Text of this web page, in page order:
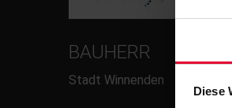
Diese
BAUHERR
Stadt Winnenden